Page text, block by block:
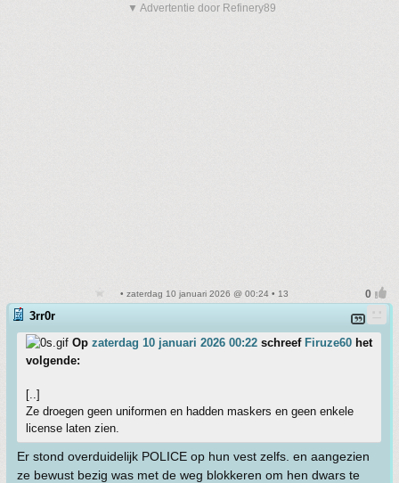
▼ Advertentie door Refinery89
• zaterdag 10 januari 2026 @ 00:24 • 13
3rr0r
Op zaterdag 10 januari 2026 00:22 schreef Firuze60 het
volgende:
[..]
Ze droegen geen uniformen en hadden maskers en geen enkele
license laten zien.
Er stond overduidelijk POLICE op hun vest zelfs. en aangezien
ze bewust bezig was met de weg blokkeren om hen dwars te